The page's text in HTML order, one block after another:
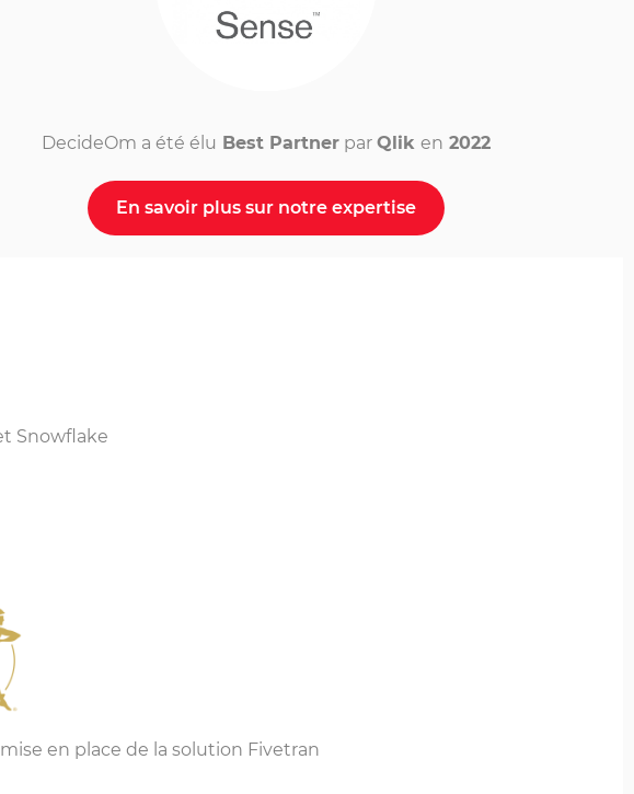
DecideOm a été élu Best Partner par Qlik en 2022
En savoir plus sur notre expertise
Snowflake
en place de la solution Fivetran